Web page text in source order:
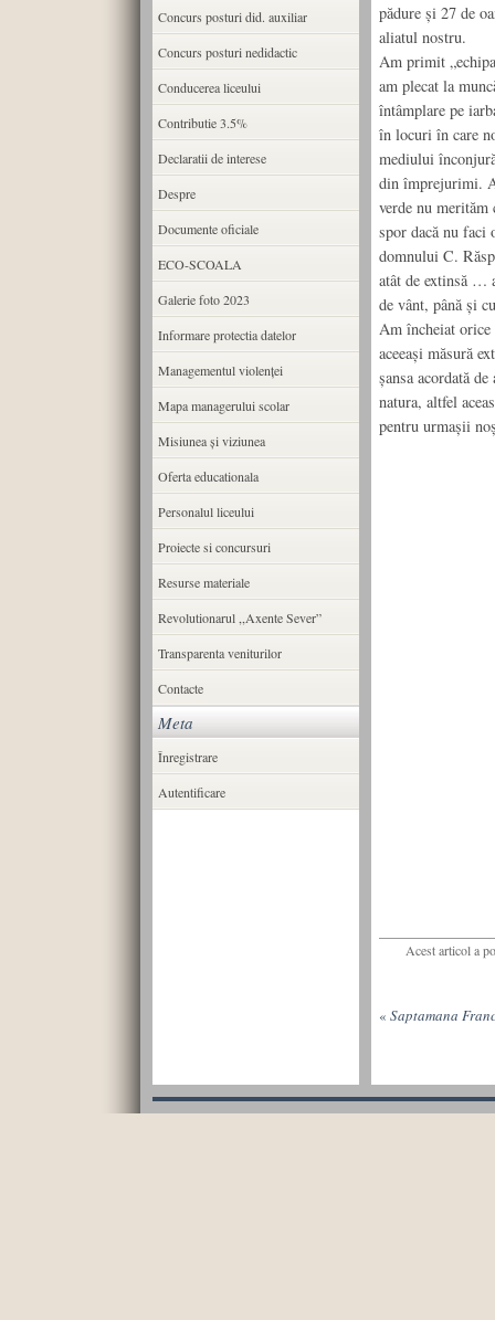
pădure şi 27 de
aliatul nostru.
Am primit
am plecat la
întâmplare pe
în locuri în care
mediului
din împrejurimi.
verde nu
spor dacă nu faci
domnului C.
atât de extinsă …
de vânt, până şi
Am încheiat
aceeaşi măsură
şansa acordată
natura, altfel
pentru urmaşii
Acest articol a
« Saptamana
Concurs posturi did. auxiliar
Concurs posturi nedidactic
Conducerea liceului
Contributie 3.5%
Declaratii de interese
Despre
Documente oficiale
ECO-SCOALA
Galerie foto 2023
Informare protectia datelor
Managementul violenței
Mapa managerului scolar
Misiunea şi viziunea
Oferta educationala
Personalul liceului
Proiecte si concursuri
Resurse materiale
Revolutionarul ,,Axente Sever”
Transparenta veniturilor
Contacte
Meta
Înregistrare
Autentificare